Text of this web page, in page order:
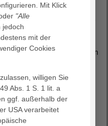
möglichst frühzeitig
Häufig wird die
Behandlung
übernommen.
zu kommunizieren, um
Möglichkeiten und
Phase zu
hochbetagte Patienten
Unterstützung benötigen
wenn der Betroffene
Zuhause leben kann.
Mit Klick
"Alle
jedoch
mit der
Cookies
willigen Sie
Abs. 1 S. 1 lit. a
ggf. außerhalb der
USA verarbeitet